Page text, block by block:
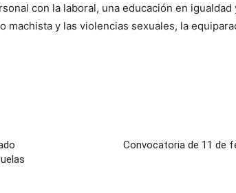
con la laboral, una educación en
y las violencias sexuales, la
Convocatoria de 11 de